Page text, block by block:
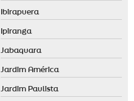
Ibirapuera
Ipiranga
Jabaquara
Jardim América
Jardim Paulista